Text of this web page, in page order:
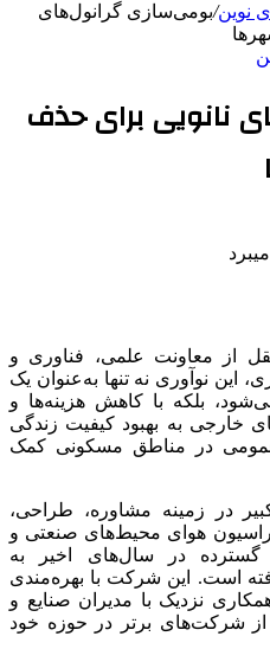
نوین/بومی‌سازی گرانول‌های
نانویی برای حذف
از معاونت علمی، فناوری و
این نوآوری نه تنها به‌عنوان یک
بلکه با کاهش هزینه‌ها و
خارجی به بهبود کیفیت زندگی
در مناطق مسکونی کمک
در زمینه مشاوره، طراحی،
هوای محیط‌های صنعتی و
گسترده در سال‌های اخیر به
است. این شرکت با بهره‌مندی
همکاری نزدیک با مدیران صنایع و
از شرکت‌های برتر در حوزه خود